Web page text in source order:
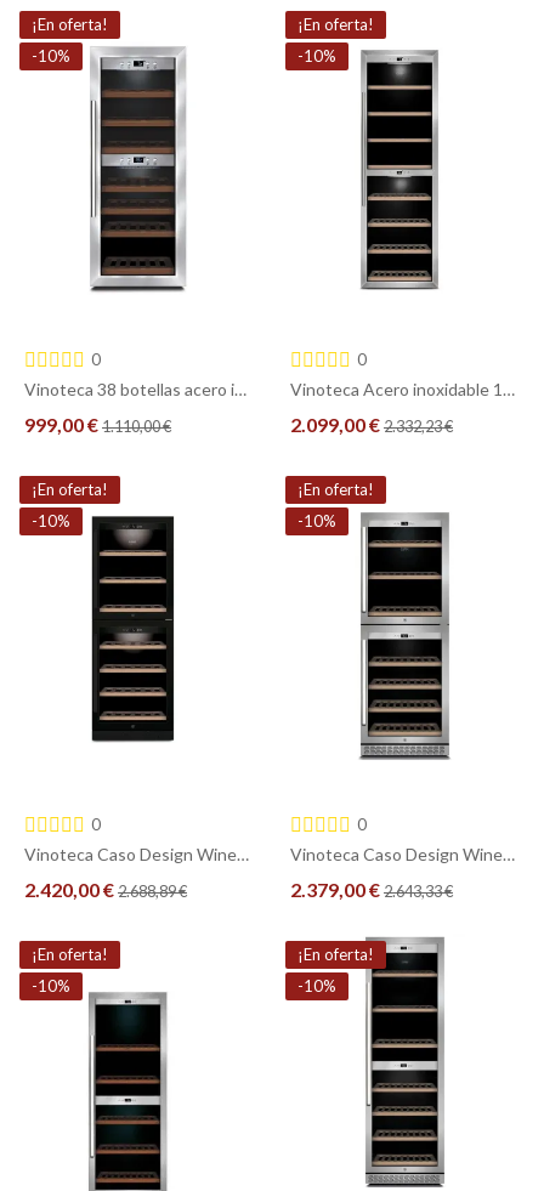
COMPRAR
¡En oferta!
-10%
0
Vinoteca 38 botellas acero inoxidable 2 zonas Caso Design WineComfort 380 Smart
999,00 €1.110,00 €
COMPRAR
¡En oferta!
-10%
0
Vinoteca Acero inoxidable 180 botellas 2 zonas CASO WineComfort 1800 SMART
2.099,00 €2.332,23 €
COMPRAR
¡En oferta!
-10%
0
Vinoteca Caso Design WineChef Pro 126 2D Black– 2 Puertas, 2 Zonas y Capacidad para 126 Botellas
2.420,00 €2.688,89 €
COMPRAR
¡En oferta!
-10%
0
Vinoteca Caso Design WineChef Pro 126 2D – 2 Puertas, 2 Zonas y Capacidad para 126 Botellas
2.379,00 €2.643,33 €
COMPRAR
¡En oferta!
-10%
¡En oferta!
-10%